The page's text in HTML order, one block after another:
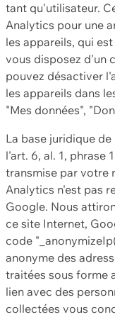
tant qu'utilisateur.
Analytics pour une
les appareils, qui
vous disposez d'un
pouvez désactiver
les appareils dans
"Mes données",
La base juridique
l'art. 6, al. 1, phrase
transmise par votre
Analytics n'est pas
Google. Nous
ce site Internet,
code
anonyme des
traitées sous forme
lien avec des
collectées vous